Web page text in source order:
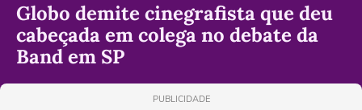
Globo demite cinegrafista que deu
cabeçada em colega no debate da
Band em SP
PUBLICIDADE